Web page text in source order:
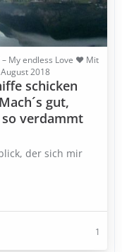
– My endless Love ♥ Mit
2018
schicken
gut,
verdammt
der sich mir
1